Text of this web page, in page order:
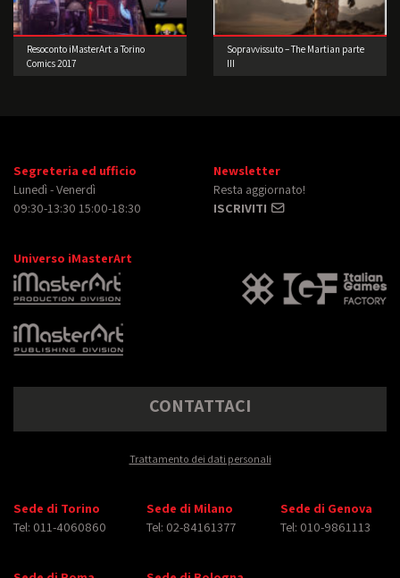
Resoconto iMasterArt a Torino
Comics 2017
Sopravvissuto – The Martian parte
III
Segreteria ed ufficio
Lunedì - Venerdì
09:30-13:30 15:00-18:30
Newsletter
Resta aggiornato!
ISCRIVITI
Universo iMasterArt
CONTATTACI
Trattamento dei dati personali
Sede di Torino
Tel: 011-4060860
Sede di Milano
Tel: 02-84161377
Sede di Genova
Tel: 010-9861113